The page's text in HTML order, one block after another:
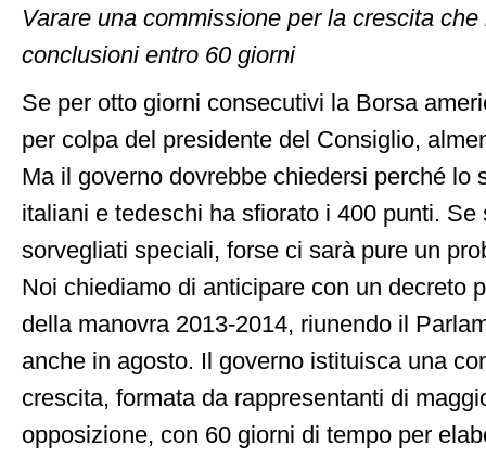
Varare una commissione per la crescita
conclusioni entro 60 giorni
Se per otto giorni consecutivi la Borsa
per colpa del presidente del Consiglio,
Ma il governo dovrebbe chiedersi perché lo
italiani e tedeschi ha sfiorato i 400 punti. Se
sorvegliati speciali, forse ci sarà pure un
Noi chiediamo di anticipare con un decreto
della manovra 2013-2014, riunendo il
anche in agosto. Il governo istituisca una
crescita, formata da rappresentanti di
opposizione, con 60 giorni di tempo per